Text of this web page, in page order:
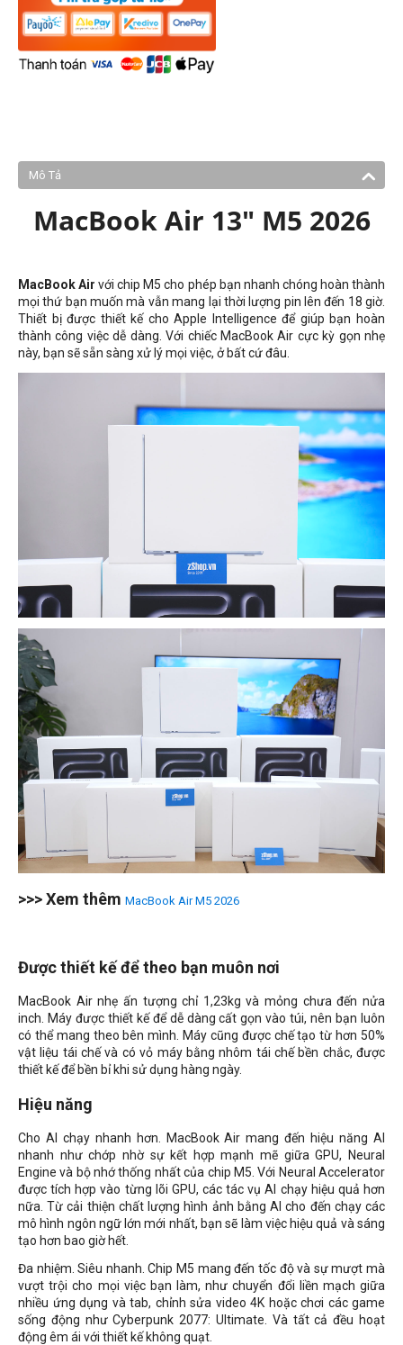
Mô Tả
MacBook Air 13" M5 2026
MacBook Air với chip M5 cho phép bạn nhanh chóng hoàn thành
mọi thứ bạn muốn mà vẫn mang lại thời lượng pin lên đến 18 giờ.
Thiết bị được thiết kế cho Apple Intelligence để giúp bạn hoàn
thành công việc dễ dàng. Với chiếc MacBook Air cực kỳ gọn nhẹ
này, bạn sẽ sẵn sàng xử lý mọi việc, ở bất cứ đâu.
>>> Xem thêm MacBook Air M5 2026
Được thiết kế để theo bạn muôn nơi
MacBook Air nhẹ ấn tượng chỉ 1,23kg và mỏng chưa đến nửa
inch. Máy được thiết kế để dễ dàng cất gọn vào túi, nên bạn luôn
có thể mang theo bên mình. Máy cũng được chế tạo từ hơn 50%
vật liệu tái chế và có vỏ máy bằng nhôm tái chế bền chắc, được
thiết kế để bền bỉ khi sử dụng hàng ngày.
Hiệu năng
Cho AI chạy nhanh hơn. MacBook Air mang đến hiệu năng AI
nhanh như chớp nhờ sự kết hợp mạnh mẽ giữa GPU, Neural
Engine và bộ nhớ thống nhất của chip M5. Với Neural Accelerator
được tích hợp vào từng lõi GPU, các tác vụ AI chạy hiệu quả hơn
nữa. Từ cải thiện chất lượng hình ảnh bằng AI cho đến chạy các
mô hình ngôn ngữ lớn mới nhất, bạn sẽ làm việc hiệu quả và sáng
tạo hơn bao giờ hết.
Đa nhiệm. Siêu nhanh. Chip M5 mang đến tốc độ và sự mượt mà
vượt trội cho mọi việc bạn làm, như chuyển đổi liền mạch giữa
nhiều ứng dụng và tab, chỉnh sửa video 4K hoặc chơi các game
sống động như Cyberpunk 2077: Ultimate. Và tất cả đều hoạt
động êm ái với thiết kế không quạt.